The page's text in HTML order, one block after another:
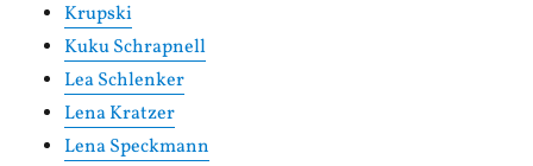
Krupski
Kuku Schrapnell
Lea Schlenker
Lena Kratzer
Lena Speckmann